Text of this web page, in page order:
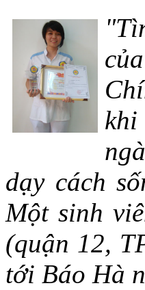
dạy cách
Một sinh
(quận 12,
tới Báo Hà